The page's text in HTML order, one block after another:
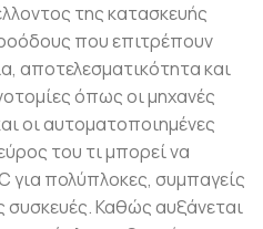
της κατασκευής
που επιτρέπουν
αποτελεσματικότητα και
όπως οι μηχανές
οι αυτοματοποιημένες
του τι μπορεί να
για πολύπλοκες, συμπαγείς
συσκευές. Καθώς αυξάνεται